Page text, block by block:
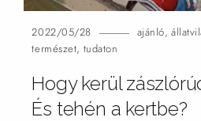
2022/05/28 ajánló,
természet, tudaton
Hogy kerül
És tehén a kertbe?